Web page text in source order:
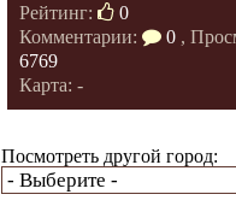
Рейтинг:
0
Комментарии:
0 ,
6769
Карта: -
Посмотреть другой город: